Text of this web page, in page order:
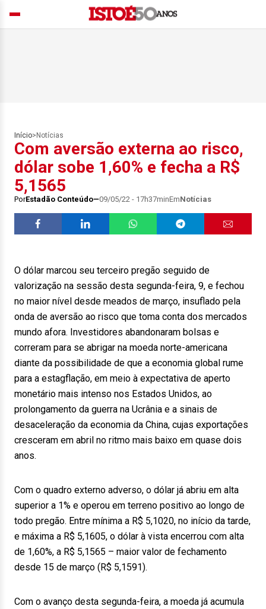
Início> Notícias
Com aversão externa ao risco,
dólar sobe 1,60% e fecha a R$
5,1565
PorEstadão Conteúdo 09/05/22 - 17h37minEmNotícias
O dólar marcou seu terceiro pregão seguido de
valorização na sessão desta segunda-feira, 9, e fechou
no maior nível desde meados de março, insuflado pela
onda de aversão ao risco que toma conta dos mercados
mundo afora. Investidores abandonaram bolsas e
correram para se abrigar na moeda norte-americana
diante da possibilidade de que a economia global rume
para a estagflação, em meio à expectativa de aperto
monetário mais intenso nos Estados Unidos, ao
prolongamento da guerra na Ucrânia e a sinais de
desaceleração da economia da China, cujas exportações
cresceram em abril no ritmo mais baixo em quase dois
anos.
Com o quadro externo adverso, o dólar já abriu em alta
superior a 1% e operou em terreno positivo ao longo de
todo pregão. Entre mínima a R$ 5,1020, no início da tarde,
e máxima a R$ 5,1605, o dólar à vista encerrou com alta
de 1,60%, a R$ 5,1565 – maior valor de fechamento
desde 15 de março (R$ 5,1591).
Com o avanço desta segunda-feira, a moeda já acumula